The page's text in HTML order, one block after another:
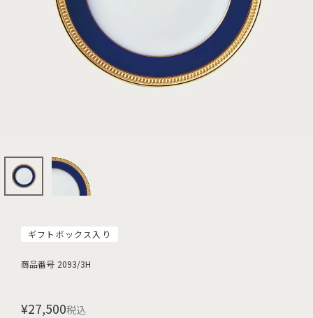
ギフトボックス入り
商品番号 2093/3H
¥27,500税込